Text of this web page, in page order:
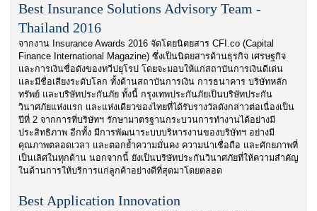
Best Insurance Solutions Advisory Team -
Thailand 2016
จากงาน Insurance Awards 2016 จัดโดยนิตยสาร CFI.co (Capital
Finance International Magazine) ซึ่งเป็นนิตยสารด้านธุรกิจ เศรษฐกิจ
และการเงินชื่อดังของทวีปยุโรป โดยจะมอบให้แก่สถาบันการเงินดีเด่น
และมีชื่อเสียงระดับโลก ทั้งด้านสถาบันการเงิน การธนาคาร บริษัทหลัก
ทรัพย์ และบริษัทประกันภัย ทั้งนี้ กรุงเทพประกันภัยเป็นบริษัทประกัน
วินาศภัยแห่งแรก และแห่งเดียวของไทยที่ได้รับรางวัลดังกล่าวต่อเนื่องเป็น
ปีที่ 2 จากการที่บริษัทฯ รักษามาตรฐานกระบวนการทำงานได้อย่างมี
ประสิทธิภาพ อีกทั้ง มีการพัฒนาระบบบริหารงานของบริษัทฯ อย่างมี
คุณภาพตลอดเวลา และตอกย้ำความมั่นคง ความน่าเชื่อถือ และศักยภาพที่
เป็นเลิศในทุกด้าน นอกจากนี้ ยังเป็นบริษัทประกันวินาศภัยที่ให้ความสำคัญ
ในด้านการให้บริการแก่ลูกค้าอย่างดีที่สุดมาโดยตลอด
Best Application Innovation